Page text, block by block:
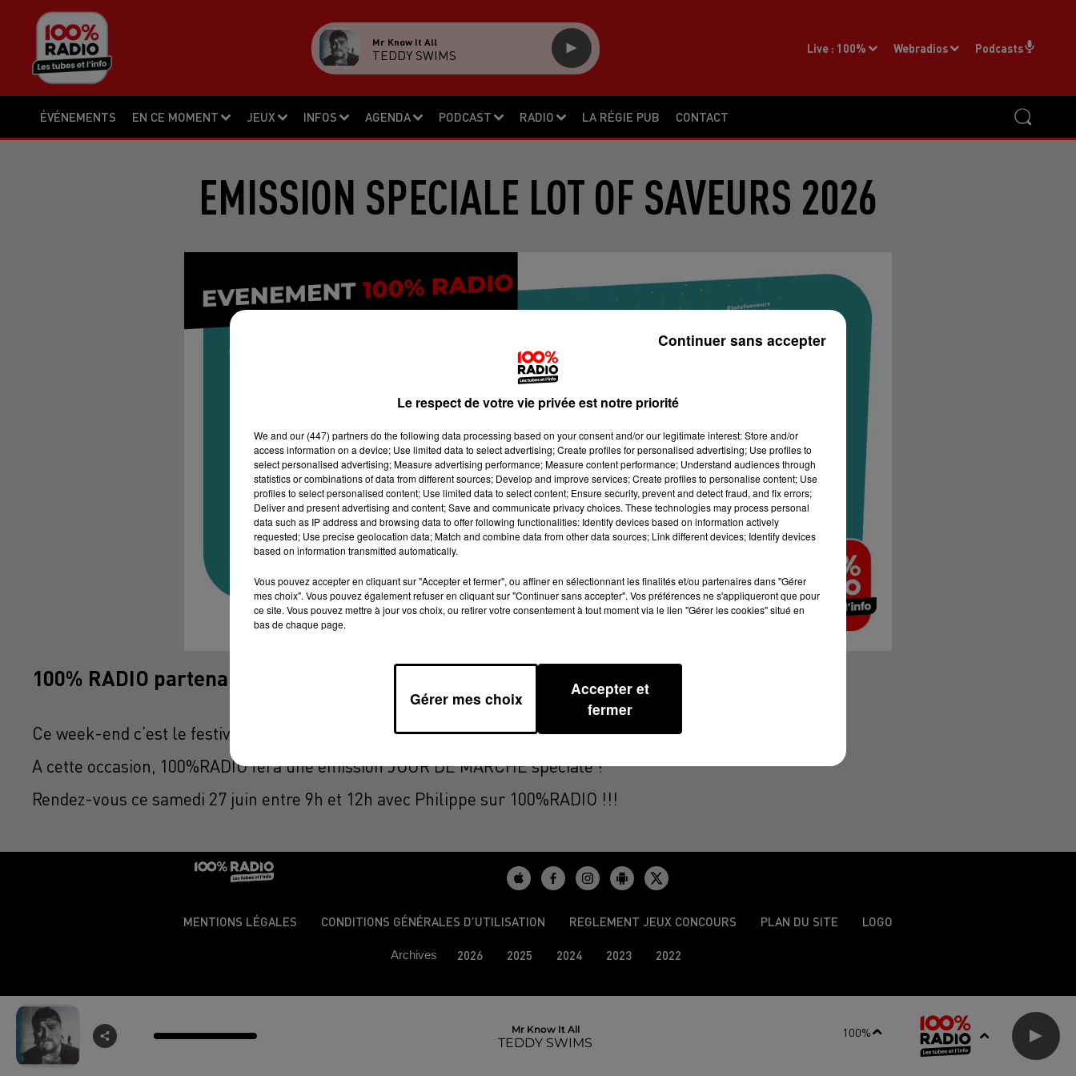
ÉVÉNEMENTS EN CE MOMENT JEUX INFOS AGENDA PODCAST RADIO LA RÉGIE PUB CONTACT
Live : 100% Webradios Podcasts
Mr Know It All
TEDDY SWIMS
EMISSION SPECIALE LOT OF SAVEURS 2026
100% RADIO partenaire de Lot Of Saveurs !
Ce week-end c’est le festival Lot Of Saveurs à Cahors !!!!
A cette occasion, 100%RADIO fera une émission JOUR DE MARCHÉ spéciale !
Rendez-vous ce samedi 27 juin entre 9h et 12h avec Philippe sur 100%RADIO !!!
Mr Know It All
TEDDY SWIMS
100%
MENTIONS LÉGALES CONDITIONS GÉNÉRALES D’UTILISATION REGLEMENT JEUX CONCOURS PLAN DU SITE LOGO
Archives 2026 2025 2024 2023 2022
Le respect de votre vie privée est notre priorité
We and our (447) partnersdo the following data processing based on your consent and/or our legitimate interest: Store and/or
access information on a device; Use limited data to select advertising; Create profiles for personalised advertising; Use profiles to
select personalised advertising; Measure advertising performance; Measure content performance; Understand audiences through
statistics or combinations of data from different sources; Develop and improve services; Create profiles to personalise content; Use
profiles to select personalised content; Use limited data to select content; Ensure security, prevent and detect fraud, and fix errors;
Deliver and present advertising and content; Save and communicate privacy choices. These technologies may process personal
data such as IP address and browsing data to offer following functionalities: Identify devices based on information actively
requested; Use precise geolocation data; Match and combine data from other data sources; Link different devices; Identify devices
based on information transmitted automatically.
Vous pouvez accepter en cliquant sur "Accepter et fermer", ou affiner en sélectionnant les finalités et/ou partenaires dans "Gérer
mes choix". Vous pouvez également refuser en cliquant sur "Continuer sans accepter". Vos préférences ne s'appliqueront que pour
ce site. Vous pouvez mettre à jour vos choix, ou retirer votre consentement à tout moment via le lien "Gérer les cookies" situé en
bas de chaque page.
Gérer mes choix
Accepter et
fermer
Continuer sans accepter